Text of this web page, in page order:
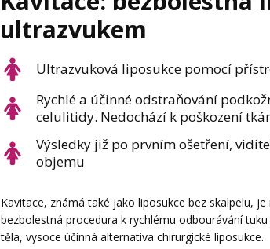
ultrazvukem
Ultrazvuková liposukce pomocí
Rychlé a účinné odstraňování
celulitidy. Nedochází k poškození
Výsledky již po prvním ošetření,
objemu
Kavitace, známá také jako liposukce bez skalpelu,
bezbolestná procedura k rychlému odbourávání
těla, vysoce účinná alternativa chirurgické liposukce.